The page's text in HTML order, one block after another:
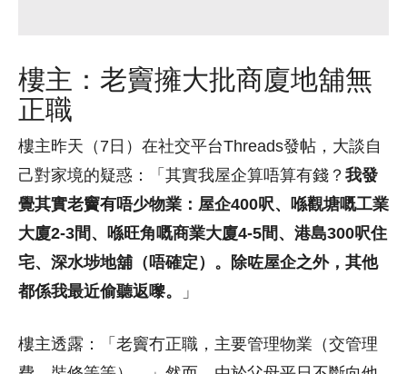
樓主：老竇擁大批商廈地舖無
正職
樓主昨天（7日）在社交平台Threads發帖，大談自
己對家境的疑惑：「其實我屋企算唔算有錢？ 我發
覺其實老竇有唔少物業：屋企400呎、喺觀塘嘅工業
大廈2-3間、喺旺角嘅商業大廈4-5間、港島300呎住
宅、深水埗地舖（唔確定）。除咗屋企之外，其他
都係我最近偷聽返嚟。
」
樓主透露：「老竇冇正職，主要管理物業（交管理